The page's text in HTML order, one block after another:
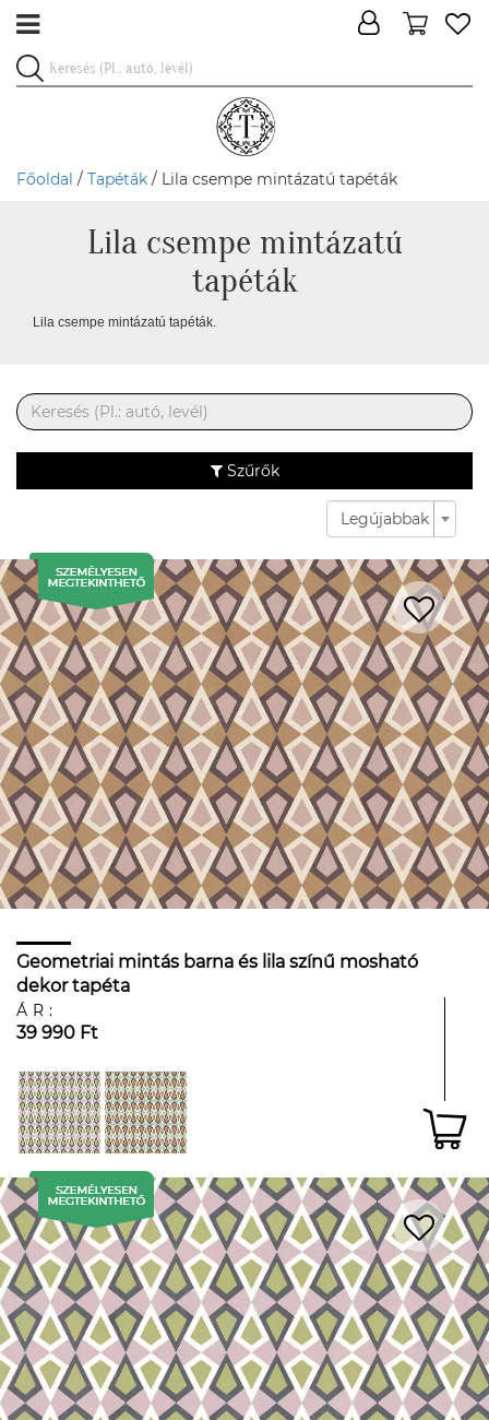
Főoldal / Tapéták / Lila csempe mintázatú tapéták
Lila csempe mintázatú
tapéták
Lila csempe mintázatú tapéták.
Szűrők
Legújabbak
Geometriai mintás barna és lila színű mosható
dekor tapéta
ÁR:
39 990 Ft